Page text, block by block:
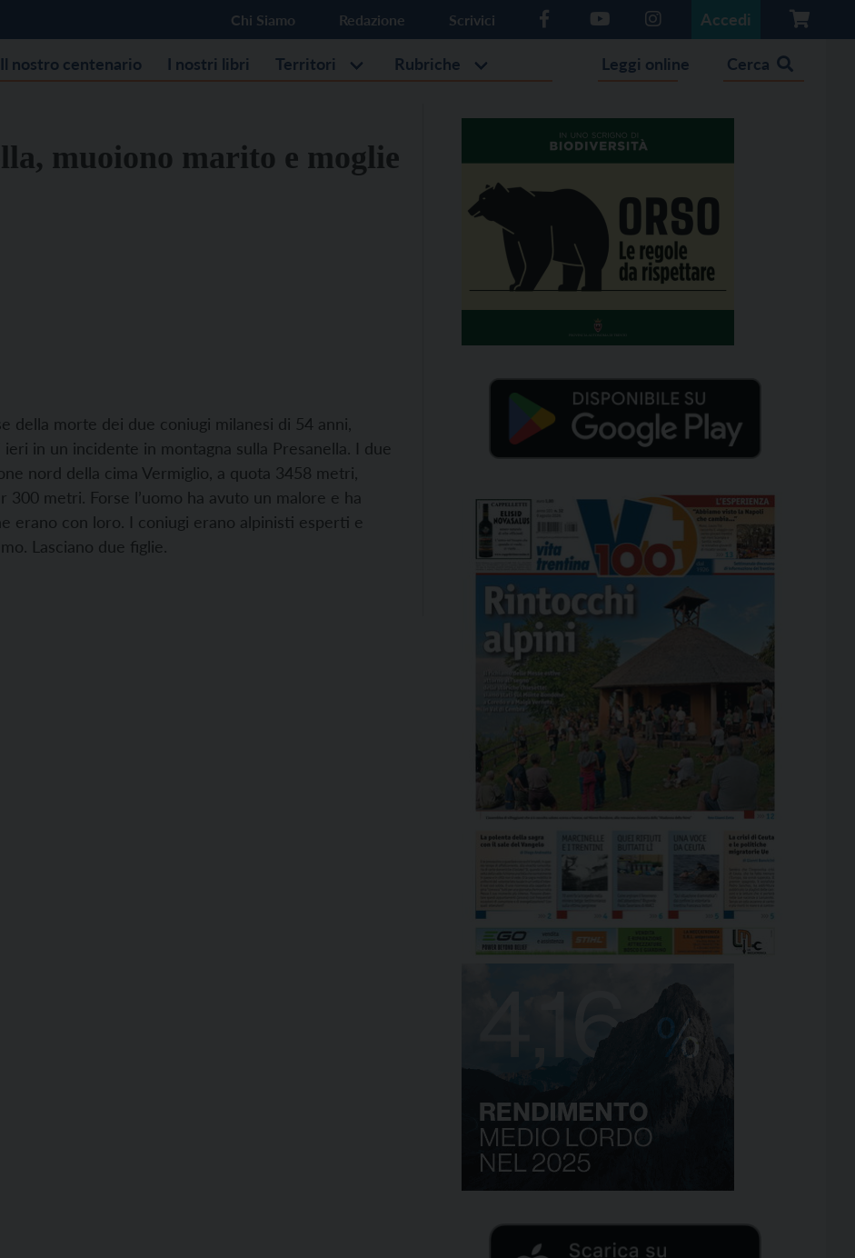
Chi Siamo Redazione Scrivici Accedi
Il nostro centenario I nostri libri Territori Rubriche Leggi online Cerca
muoiono marito e moglie
della morte dei due coniugi milanesi di 54 anni,
in un incidente in montagna sulla Presanella. I due
nord della cima Vermiglio, a quota 3458 metri,
metri. Forse l’uomo ha avuto un malore e ha
erano con loro. I coniugi erano alpinisti esperti e
Lasciano due figlie.